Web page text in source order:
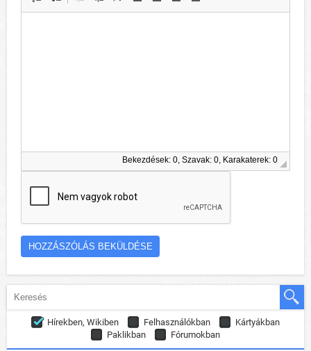
Bekezdések: 0, Szavak: 0, Karakaterek: 0
Hírekben, Wikiben Felhasználókban
Kártyákban
Paklikban
Fórumokban